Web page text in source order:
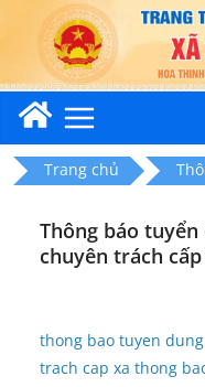
content
Trang chủ
Thông báo
chuyên trách
thong bao tuyen
trach cap xa thong